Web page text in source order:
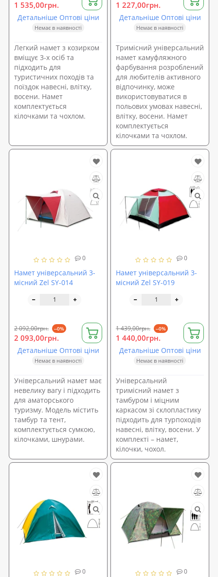
1 535,00грн.
Детальніше Оптові ціни
Немає в наявності
Легкий намет з козирком
вміщує 3-х осіб та
підходить для
туристичних походів та
поїздок навесні, влітку,
восени. Намет
комплектується
кілочками та чохлом.
1 227,00грн.
Детальніше Оптові ціни
Немає в наявності
Тримісний універсальний
намет камуфляжного
фарбування розроблений
для любителів активного
відпочинку, може
використовуватися в
польових умовах навесні,
влітку, восени. Намет
комплектується
кілочками та чохлом.
0
Намет універсальний 3-
місний Zel SY-014
2 092,00грн. --0%
2 093,00грн.
Детальніше Оптові ціни
Немає в наявності
Універсальний намет має
невелику вагу і підходить
для аматорського
туризму. Модель містить
тамбур та тент,
комплектується сумкою,
кілочками, шнурами.
0
Намет універсальний 3-
місний Zel SY-019
1 439,00грн. --0%
1 440,00грн.
Детальніше Оптові ціни
Немає в наявності
Універсальний
тримісний намет з
тамбуром і міцним
каркасом зі склопластику
підходить для турпоходів
навесні, влітку, восени. У
комплекті – намет,
кілочки, чохол.
0 0